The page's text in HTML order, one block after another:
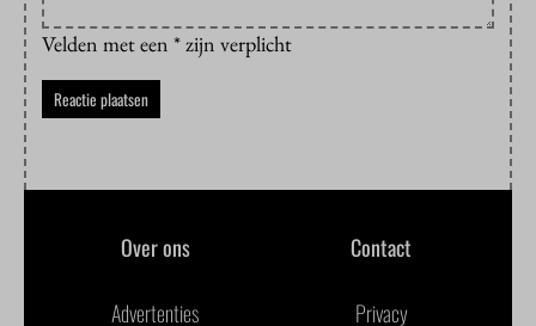
Velden met een * zijn verplicht
Over ons Contact
Advertenties Privacy